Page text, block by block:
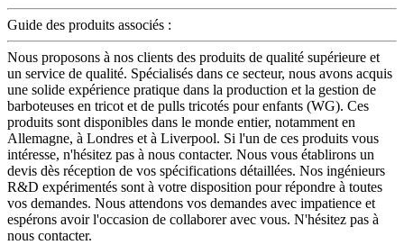
Guide des produits associés :
Nous proposons à nos clients des produits de qualité supérieure et
un service de qualité. Spécialisés dans ce secteur, nous avons acquis
une solide expérience pratique dans la production et la gestion de
barboteuses en tricot et de pulls tricotés pour enfants (WG). Ces
produits sont disponibles dans le monde entier, notamment en
Allemagne, à Londres et à Liverpool. Si l'un de ces produits vous
intéresse, n'hésitez pas à nous contacter. Nous vous établirons un
devis dès réception de vos spécifications détaillées. Nos ingénieurs
R&D expérimentés sont à votre disposition pour répondre à toutes
vos demandes. Nous attendons vos demandes avec impatience et
espérons avoir l'occasion de collaborer avec vous. N'hésitez pas à
nous contacter.